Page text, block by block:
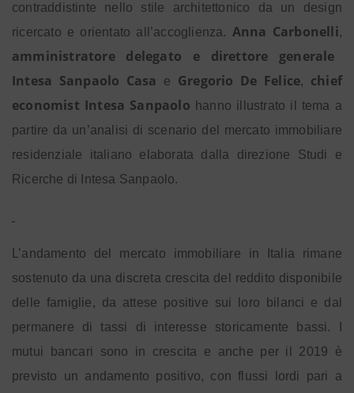
contraddistinte nello stile architettonico da un design
ricercato e orientato all’accoglienza. Anna Carbonelli,
amministratore delegato e direttore generale
Intesa Sanpaolo Casa
e Gregorio De Felice, chief
economist Intesa Sanpaolo hanno illustrato il tema a
partire da un’analisi di scenario del mercato immobiliare
residenziale italiano elaborata dalla direzione Studi e
Ricerche di Intesa Sanpaolo.
L’andamento del mercato immobiliare in Italia rimane
sostenuto da una discreta crescita del reddito disponibile
delle famiglie, da attese positive sui loro bilanci e dal
permanere di tassi di interesse storicamente bassi. I
mutui bancari sono in crescita e anche per il 2019 è
previsto un andamento positivo, con flussi lordi pari a